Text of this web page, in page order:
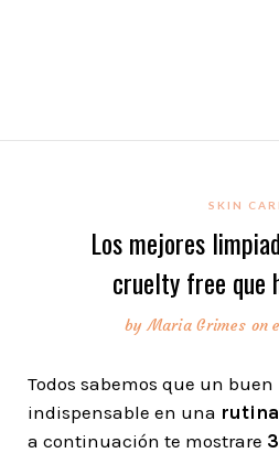
SKIN
Los mejores
cruelty free que
byMaria Grimes on
Todos sabemos que un buen
indispensable en una
a continuación te mostrare